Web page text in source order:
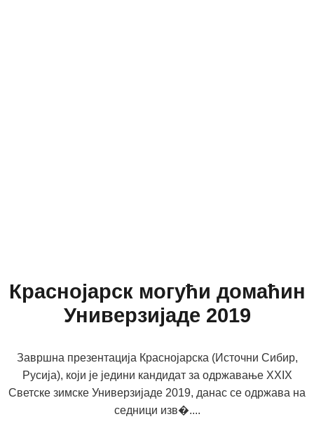
Краснојарск могући домаћин
Универзијаде 2019
Завршна презентација Краснојарска (Источни Сибир,
Русија), који је једини кандидат за одржавање XXIX
Светске зимске Универзијаде 2019, данас се одржава на
седници изв�....